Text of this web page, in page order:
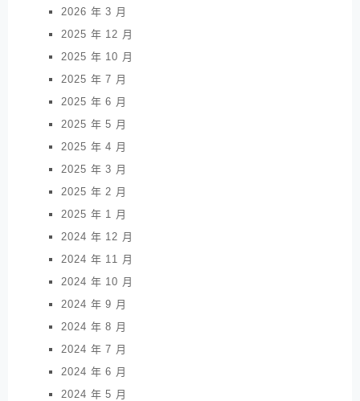
2026 年 3 月
2025 年 12 月
2025 年 10 月
2025 年 7 月
2025 年 6 月
2025 年 5 月
2025 年 4 月
2025 年 3 月
2025 年 2 月
2025 年 1 月
2024 年 12 月
2024 年 11 月
2024 年 10 月
2024 年 9 月
2024 年 8 月
2024 年 7 月
2024 年 6 月
2024 年 5 月